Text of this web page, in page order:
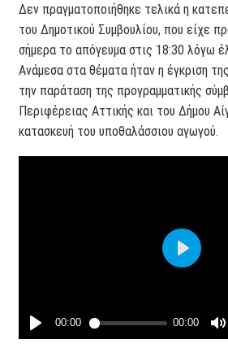
Δεν πραγματοποιήθηκε τελικά η
του Δημοτικού Συμβουλίου, που είχε
σήμερα το απόγευμα στις 18:30 λόγω
Ανάμεσα στα θέματα ήταν η έγκριση
την παράταση της προγραμματικής
Περιφέρειας Αττικής και του Δήμου
κατασκευή του υποθαλάσσιου αγωγού.